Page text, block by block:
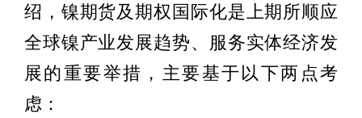
绍，镍期货及期权国际化是上期所顺应
全球镍产业发展趋势、服务实体经济发
展的重要举措，主要基于以下两点考
虑：